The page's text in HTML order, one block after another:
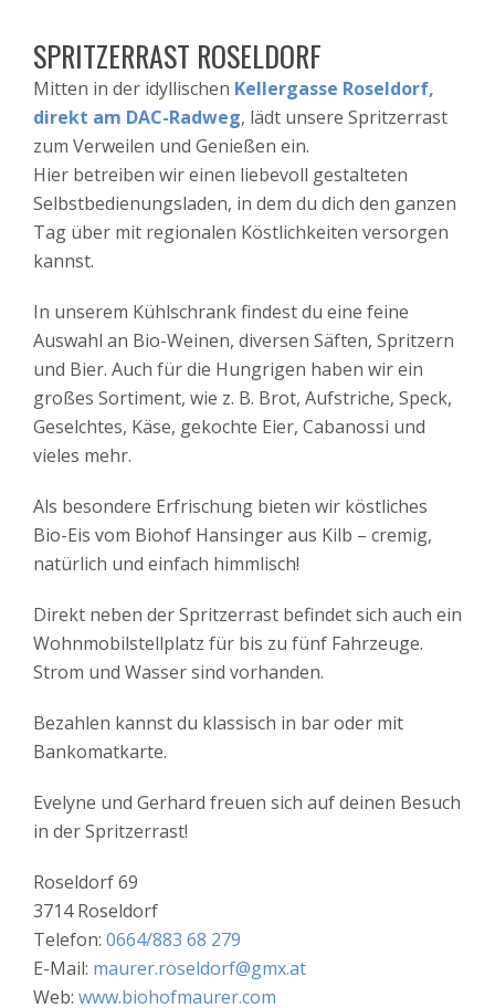
SPRITZERRAST ROSELDORF
Mitten in der idyllischen Kellergasse Roseldorf,
direkt am DAC-Radweg, lädt unsere Spritzerrast
zum Verweilen und Genießen ein.
Hier betreiben wir einen liebevoll gestalteten
Selbstbedienungsladen, in dem du dich den ganzen
Tag über mit regionalen Köstlichkeiten versorgen
kannst.
In unserem Kühlschrank findest du eine feine
Auswahl an Bio-Weinen, diversen Säften, Spritzern
und Bier. Auch für die Hungrigen haben wir ein
großes Sortiment, wie z. B. Brot, Aufstriche, Speck,
Geselchtes, Käse, gekochte Eier, Cabanossi und
vieles mehr.
Als besondere Erfrischung bieten wir köstliches
Bio-Eis vom Biohof Hansinger aus Kilb – cremig,
natürlich und einfach himmlisch!
Direkt neben der Spritzerrast befindet sich auch ein
Wohnmobilstellplatz für bis zu fünf Fahrzeuge.
Strom und Wasser sind vorhanden.
Bezahlen kannst du klassisch in bar oder mit
Bankomatkarte.
Evelyne und Gerhard freuen sich auf deinen Besuch
in der Spritzerrast!
Roseldorf 69
3714 Roseldorf
Telefon: 0664/883 68 279
E-Mail: maurer.roseldorf@gmx.at
Web: www.biohofmaurer.com